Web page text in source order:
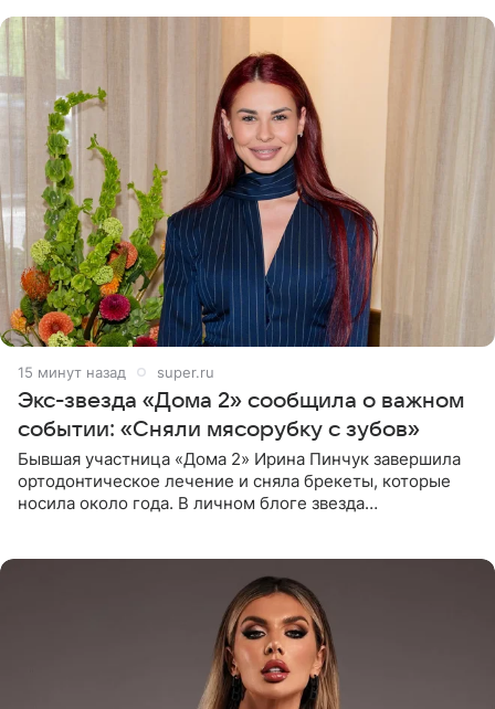
15 минут назад super.ru
Экс-звезда «Дома 2» сообщила о важном
событии: «Сняли мясорубку с зубов»
Бывшая участница «Дома 2» Ирина Пинчук завершила
ортодонтическое лечение и сняла брекеты, которые
носила около года. В личном блоге звезда